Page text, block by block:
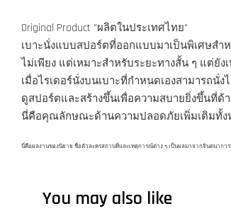
Original Product "ผลิตในประเทศไทย"
เบาะนั่งแบบสปอร์ตที่ออกแบบมาเป็นพิเศษสำ
ไม่เพียง แต่เหมาะสำหรับระยะทางสั้น ๆ แต่ยัง
เมื่อไรเดอร์นั่งบนเบาะที่กำหนดเองสามารถนั่
ดูสปอร์ตและสร้างขึ้นเพื่อความสบายยิ่งขึ้นที่ด้า
นี่คือคุณลักษณะด้านความปลอดภัยเพิ่มเติมทั้ง
นี่คือผลงานของนิยาย ชื่อตัวละครสถานที่และเหตุการณ์ต่าง ๆ เป็นผลมาจากจินตนาก
You may also like